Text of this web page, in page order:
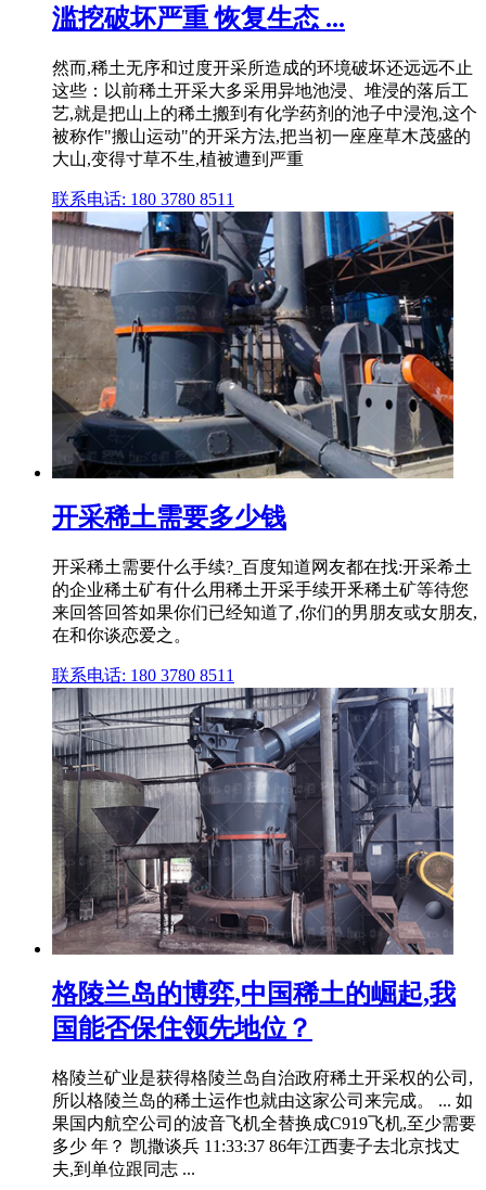
滥挖破坏严重 恢复生态 ...
然而,稀土无序和过度开采所造成的环境破坏还远远不止
这些：以前稀土开采大多采用异地池浸、堆浸的落后工
艺,就是把山上的稀土搬到有化学药剂的池子中浸泡,这个
被称作"搬山运动"的开采方法,把当初一座座草木茂盛的
大山,变得寸草不生,植被遭到严重
联系电话: 180 3780 8511
开采稀土需要多少钱
开采稀土需要什么手续?_百度知道网友都在找:开采希土
的企业稀土矿有什么用稀土开采手续开釆稀土矿等待您
来回答回答如果你们已经知道了,你们的男朋友或女朋友,
在和你谈恋爱之。
联系电话: 180 3780 8511
格陵兰岛的博弈,中国稀土的崛起,我
国能否保住领先地位？
格陵兰矿业是获得格陵兰岛自治政府稀土开采权的公司,
所以格陵兰岛的稀土运作也就由这家公司来完成。 ... 如
果国内航空公司的波音飞机全替换成C919飞机,至少需要
多少 年？ 凯撒谈兵 11:33:37 86年江西妻子去北京找丈
夫,到单位跟同志 ...